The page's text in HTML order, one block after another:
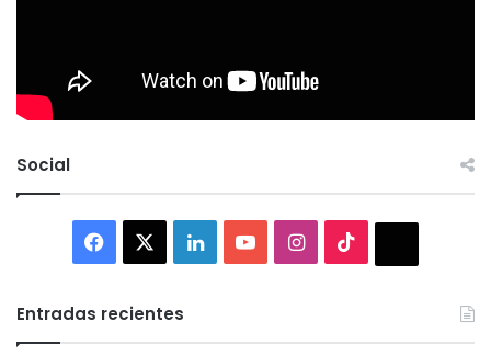
Social
Facebook LinkedInYouTubeInstagram
Entradas recientes